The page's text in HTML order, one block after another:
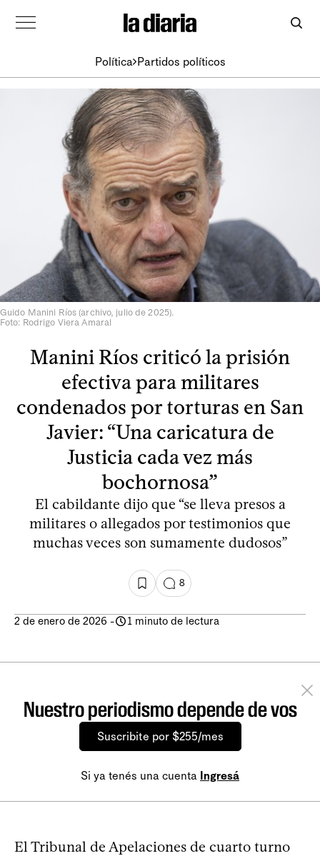
Política Partidos políticos
Guido Manini Ríos (archivo, julio de 2025).
Foto: Rodrigo Viera Amaral
Manini Ríos criticó la prisión
efectiva para militares
condenados por torturas en San
Javier: “Una caricatura de
Justicia cada vez más
bochornosa”
El cabildante dijo que “se lleva presos a
militares o allegados por testimonios que
muchas veces son sumamente dudosos”
8
2 de enero de 2026 - 1 minuto de lectura
Nuestro periodismo depende de vos
Suscribite por $255/mes
Si ya tenés una cuenta Ingresá
El Tribunal de Apelaciones de cuarto turno